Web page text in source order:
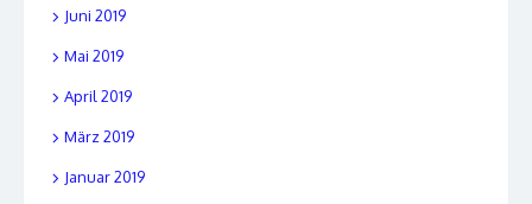
Juni 2019
Mai 2019
April 2019
März 2019
Januar 2019